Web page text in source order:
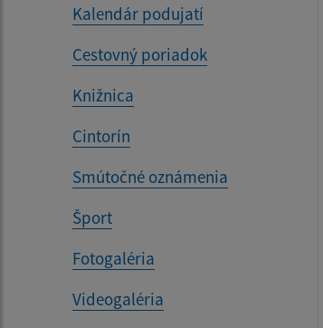
Kalendár podujatí
Cestovný poriadok
Knižnica
Cintorín
Smútočné oznámenia
Šport
Fotogaléria
Videogaléria